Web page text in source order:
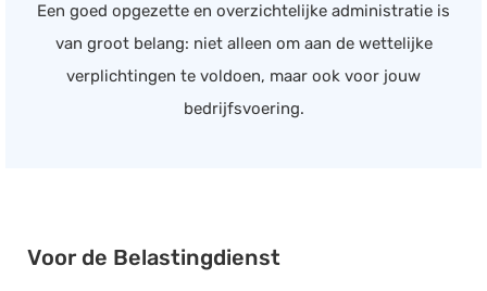
Een goed opgezette en overzichtelijke administratie is
van groot belang: niet alleen om aan de wettelijke
verplichtingen te voldoen, maar ook voor jouw
bedrijfsvoering.
Voor de Belastingdienst